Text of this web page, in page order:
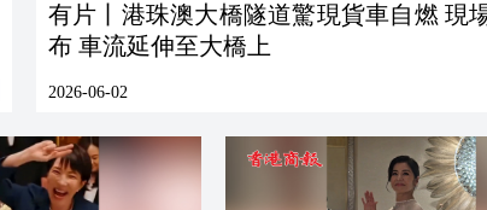
有片丨港珠澳大橋隧道驚現貨車自燃 現
布 車流延伸至大橋上
2026-06-02